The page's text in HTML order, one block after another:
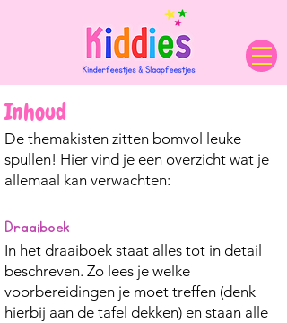
Inhoud
De themakisten zitten bomvol leuke
spullen! Hier vind je een overzicht wat je
allemaal kan verwachten:
Draaiboek
In het draaiboek staat alles tot in detail
beschreven. Zo lees je welke
voorbereidingen je moet treffen (denk
hierbij aan de tafel dekken) en staan alle